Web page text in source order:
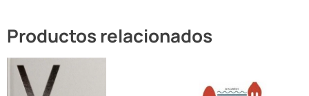
Productos relacionados